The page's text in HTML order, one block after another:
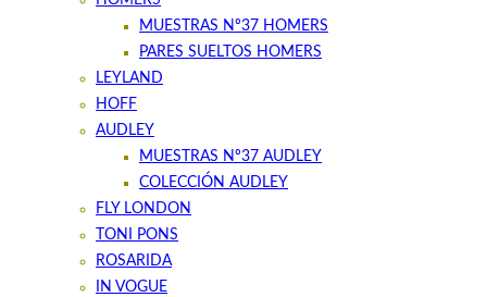
MUESTRAS Nº37 HOMERS
PARES SUELTOS HOMERS
LEYLAND
HOFF
AUDLEY
MUESTRAS Nº37 AUDLEY
COLECCIÓN AUDLEY
FLY LONDON
TONI PONS
ROSARIDA
IN VOGUE